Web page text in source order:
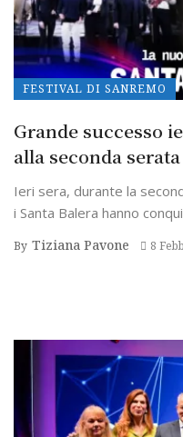
FESTIVAL DI SANREMO
Grande successo
alla seconda
Ieri sera, durante la
i Santa Balera hanno
By Tiziana Pavone 8